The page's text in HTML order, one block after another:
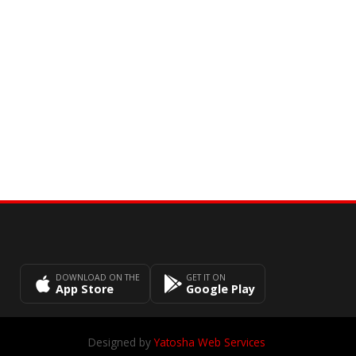
DOWNLOAD ON THE
App Store
GET IT ON
Google Play
Designed byYatosha Web Services